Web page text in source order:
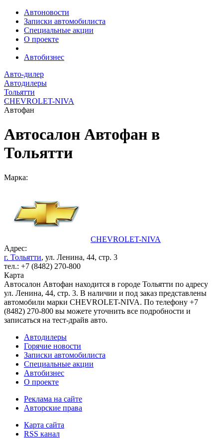
Автоновости
Записки автомобилиста
Специальные акции
О проекте
Автобизнес
Авто-дилер
Автодилеры
Тольятти
CHEVROLET-NIVA
Автофан
Автосалон Автофан в
Тольятти
Марка:
CHEVROLET-NIVA
Адрес:
г. Тольятти, ул. Ленина, 44, стр. 3
тел.: +7 (8482) 270-800
Карта
Автосалон Автофан находится в городе Тольятти по адресу
ул. Ленина, 44, стр. 3. В наличии и под заказ представлены
автомобили марки CHEVROLET-NIVA. По телефону +7
(8482) 270-800 вы можете уточнить все подробности и
записаться на тест-драйв авто.
Автодилеры
Горячие новости
Записки автомобилиста
Специальные акции
Автобизнес
О проекте
Реклама на сайте
Авторские права
Карта сайта
RSS канал